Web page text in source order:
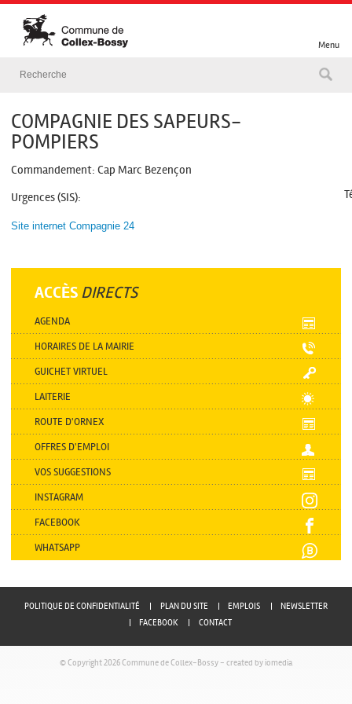
Menu
COMPAGNIE DES SAPEURS-
POMPIERS
Commandement: Cap Marc Bezençon
Urgences (SIS):
Site internet Compagnie 24
ACCÈS DIRECTS
AGENDA
HORAIRES DE LA MAIRIE
GUICHET VIRTUEL
LAITERIE
ROUTE D'ORNEX
OFFRES D'EMPLOI
VOS SUGGESTIONS
INSTAGRAM
FACEBOOK
WHATSAPP
POLITIQUE DE CONFIDENTIALITÉ PLAN DU SITE EMPLOIS
NEWSLETTER
FACEBOOK
CONTACT
© Copyright 2026 Commune de Collex-Bossy - created by iomedia